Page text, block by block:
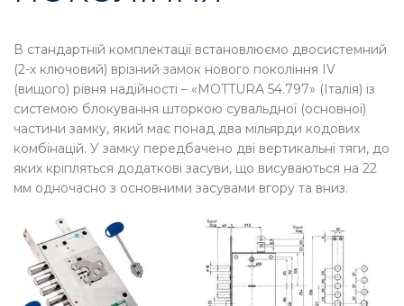
В стандартній комплектації встановлюємо двосистемний
(2-х ключовий) врізний замок нового покоління IV
(вищого) рівня надійності – «MOTTURA 54.797» (Італія) із
системою блокування шторкою сувальдної (основної)
частини замку, який має понад два мільярди кодових
комбінацій. У замку передбачено дві вертикальні тяги, до
яких кріпляться додаткові засуви, що висуваються на 22
мм одночасно з основними засувами вгору та вниз.